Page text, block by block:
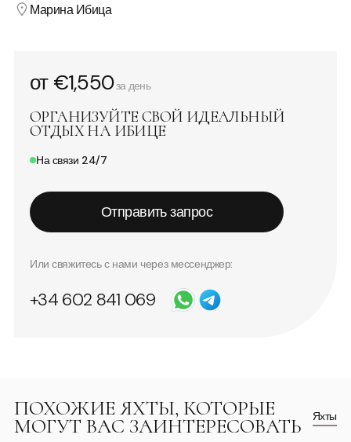
от €1,550за день
ОРГАНИЗУЙТЕ СВОЙ ИДЕАЛЬНЫЙ
ОТДЫХ НА ИБИЦЕ
На связи 24/7
Отправить запрос
Или свяжитесь с нами через мессенджер:
+34 602 841 069
Марина Ибица
ПОХОЖИЕ ЯХТЫ, КОТОРЫЕ
МОГУТ ВАС ЗАИНТЕРЕСОВАТЬ Яхты